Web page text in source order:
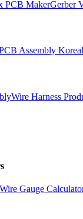
PCB MakerGerber
Assembly Korea
Wire Harness
Wire Gauge